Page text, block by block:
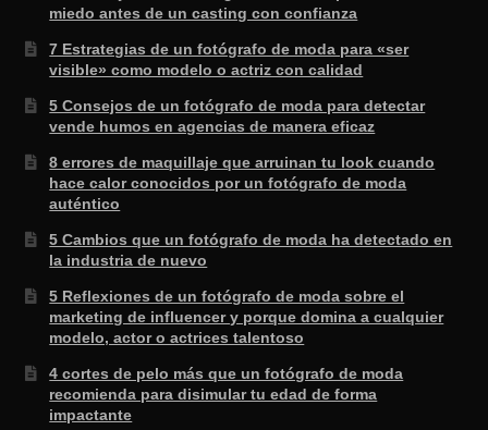
miedo antes de un casting con confianza
7 Estrategias de un fotógrafo de moda para «ser
visible» como modelo o actriz con calidad
5 Consejos de un fotógrafo de moda para detectar
vende humos en agencias de manera eficaz
8 errores de maquillaje que arruinan tu look cuando
hace calor conocidos por un fotógrafo de moda
auténtico
5 Cambios que un fotógrafo de moda ha detectado en
la industria de nuevo
5 Reflexiones de un fotógrafo de moda sobre el
marketing de influencer y porque domina a cualquier
modelo, actor o actrices talentoso
4 cortes de pelo más que un fotógrafo de moda
recomienda para disimular tu edad de forma
impactante